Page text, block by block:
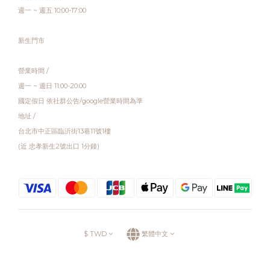
週一 ~ 週五 10:00-17:00
新生門市
營業時間 /
週一 ~ 週日 11:00-20:00
國定假日 依社群公告/google營業時間為準
地址 /
台北市中正區臨沂街13巷11號1樓
(近 忠孝新生2號出口 1分鐘)
$ TWD 繁體中文